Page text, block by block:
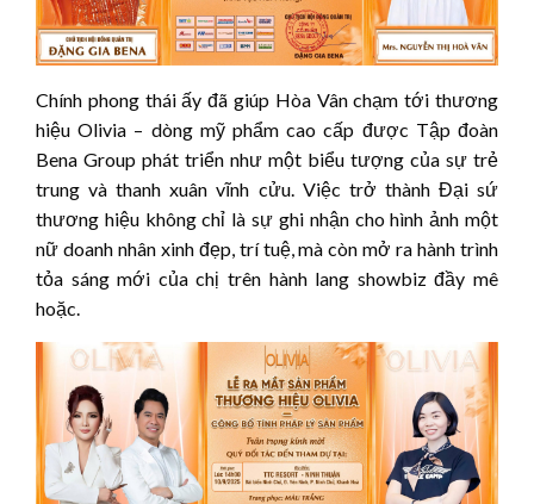
Chính phong thái ấy đã giúp Hòa Vân chạm tới thương
hiệu Olivia – dòng mỹ phẩm cao cấp được Tập đoàn
Bena Group phát triển như một biểu tượng của sự trẻ
trung và thanh xuân vĩnh cửu. Việc trở thành Đại sứ
thương hiệu không chỉ là sự ghi nhận cho hình ảnh một
nữ doanh nhân xinh đẹp, trí tuệ, mà còn mở ra hành trình
tỏa sáng mới của chị trên hành lang showbiz đầy mê
hoặc.